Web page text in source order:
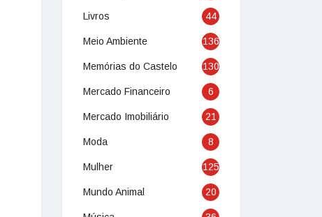
Livros 44
Meio Ambiente 136
Memórias do Castelo 130
Mercado Financeiro 6
Mercado Imobiliário 21
Moda 8
Mulher 125
Mundo Animal 20